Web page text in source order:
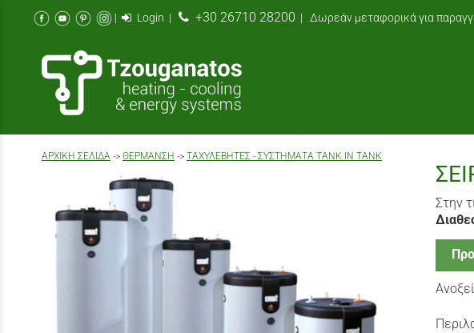
| Login | +30 26710 28200 | Δωρεάν μεταφορικά για
AΡΧΙΚΉ ΣΕΛΊΔΑ -> ΘΕΡΜΑΝΣΗ -> ΤΑΧΥΛΈΒΗΤΕΣ - ΣΥΣΤΉΜΑΤΑ TANK IN TANK
Στην